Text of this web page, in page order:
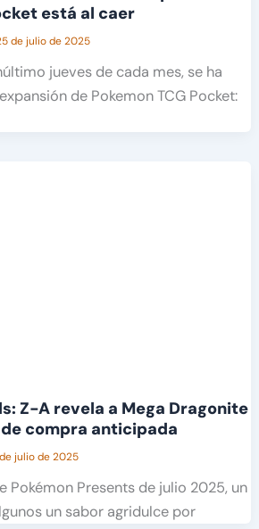
está al caer
de julio de 2025
jueves de cada mes, se ha
de Pokemon TCG Pocket:
Z-A revela a Mega Dragonite
compra anticipada
julio de 2025
Pokémon Presents de julio 2025, un
un sabor agridulce por